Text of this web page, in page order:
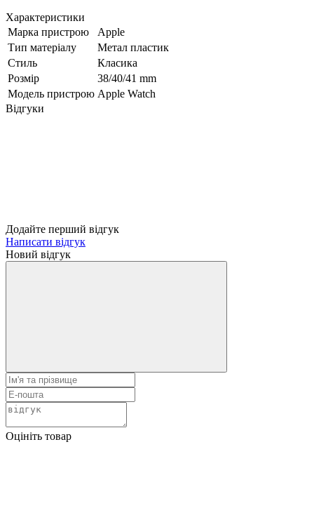
Характеристики
Марка пристрою
Apple
Тип матеріалу
Метал пластик
Стиль
Класика
Розмір
38/40/41 mm
Модель пристрою Apple Watch
Відгуки
Додайте перший відгук
Написати відгук
Новий відгук
Оцініть товар